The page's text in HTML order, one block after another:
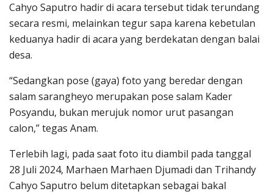
Cahyo Saputro hadir di acara tersebut tidak terundang
secara resmi, melainkan tegur sapa karena kebetulan
keduanya hadir di acara yang berdekatan dengan balai
desa.
“Sedangkan pose (gaya) foto yang beredar dengan
salam sarangheyo merupakan pose salam Kader
Posyandu, bukan merujuk nomor urut pasangan
calon,” tegas Anam.
Terlebih lagi, pada saat foto itu diambil pada tanggal
28 Juli 2024, Marhaen Marhaen Djumadi dan Trihandy
Cahyo Saputro belum ditetapkan sebagai bakal